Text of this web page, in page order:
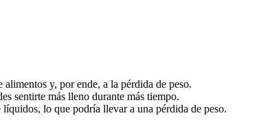
y, por ende, a la pérdida de peso.
sentirte más lleno durante más tiempo.
lo que podría llevar a una pérdida de peso.